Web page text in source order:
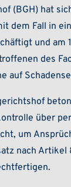
(BGH) hat
dem Fall in
und am
des
auf
über
um
nach Artikel